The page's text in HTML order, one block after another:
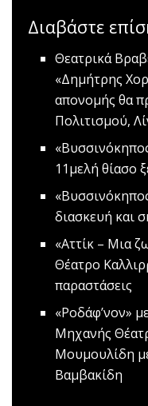
Διαβάστε
Θεατρικά
«Δημήτρης
απονομής θα
Πολιτισμού,
11μελή θίασο
διασκευή και
«Αττίκ – Μια
Θέατρο
παραστάσεις
«Ροδάφ’νον»
Μηχανής
Μουμουλίδη
Βαμβακίδη